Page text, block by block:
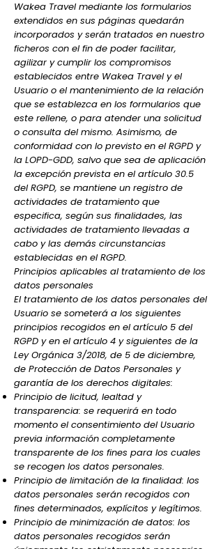
Wakea Travel mediante los formularios
extendidos en sus páginas quedarán
incorporados y serán tratados en nuestro
ficheros con el fin de poder facilitar,
agilizar y cumplir los compromisos
establecidos entre Wakea Travel y el
Usuario o el mantenimiento de la relación
que se establezca en los formularios que
este rellene, o para atender una solicitud
o consulta del mismo. Asimismo, de
conformidad con lo previsto en el RGPD y
la LOPD-GDD, salvo que sea de aplicación
la excepción prevista en el artículo 30.5
del RGPD, se mantiene un registro de
actividades de tratamiento que
especifica, según sus finalidades, las
actividades de tratamiento llevadas a
cabo y las demás circunstancias
establecidas en el RGPD.
Principios aplicables al tratamiento de los
datos personales
El tratamiento de los datos personales del
Usuario se someterá a los siguientes
principios recogidos en el artículo 5 del
RGPD y en el artículo 4 y siguientes de la
Ley Orgánica 3/2018, de 5 de diciembre,
de Protección de Datos Personales y
garantía de los derechos digitales:
Principio de licitud, lealtad y
transparencia: se requerirá en todo
momento el consentimiento del Usuario
previa información completamente
transparente de los fines para los cuales
se recogen los datos personales.
Principio de limitación de la finalidad: los
datos personales serán recogidos con
fines determinados, explícitos y legítimos.
Principio de minimización de datos: los
datos personales recogidos serán